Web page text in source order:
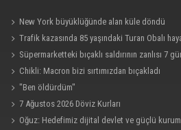
New York büyüklüğünde alan küle döndü
Trafik kazasında 85 yaşındaki Turan Obalı
Süpermarketteki bıçaklı saldırının zanlısı 7
Chikli: Macron bizi sırtımızdan bıçakladı
"Ben öldürdüm"
7 Ağustos 2026 Döviz Kurları
Oğuz: Hedefimiz dijital devlet ve güçlü